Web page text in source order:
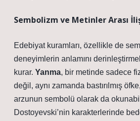
Sembolizm ve Metinler Arası
Edebiyat kuramları, özellikle de
deneyimlerin anlamını
kurar. Yanma, bir metinde sadece
değil, aynı zamanda bastırılmış
arzunun sembolü olarak da
Dostoyevski’nin karakterlerinde